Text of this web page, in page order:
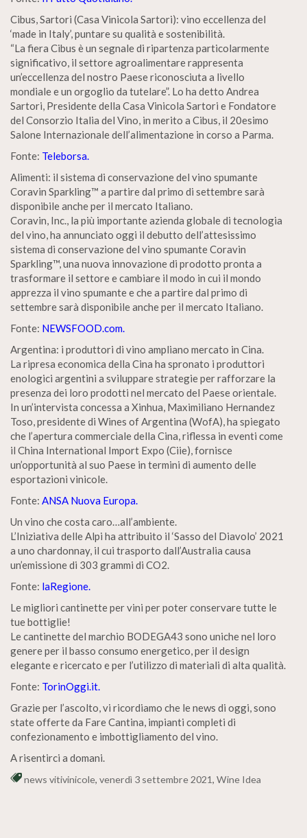
Cibus, Sartori (Casa Vinicola Sartori): vino eccellenza del
‘made in Italy’, puntare su qualità e sostenibilità.
“La fiera Cibus è un segnale di ripartenza particolarmente
significativo, il settore agroalimentare rappresenta
un’eccellenza del nostro Paese riconosciuta a livello
mondiale e un orgoglio da tutelare”. Lo ha detto Andrea
Sartori, Presidente della Casa Vinicola Sartori e Fondatore
del Consorzio Italia del Vino, in merito a Cibus, il 20esimo
Salone Internazionale dell’alimentazione in corso a Parma.
Fonte: Teleborsa.
Alimenti: il sistema di conservazione del vino spumante
Coravin Sparkling™ a partire dal primo di settembre sarà
disponibile anche per il mercato Italiano.
Coravin, Inc., la più importante azienda globale di tecnologia
del vino, ha annunciato oggi il debutto dell’attesissimo
sistema di conservazione del vino spumante Coravin
Sparkling™, una nuova innovazione di prodotto pronta a
trasformare il settore e cambiare il modo in cui il mondo
apprezza il vino spumante e che a partire dal primo di
settembre sarà disponibile anche per il mercato Italiano.
Fonte: NEWSFOOD.com.
Argentina: i produttori di vino ampliano mercato in Cina.
La ripresa economica della Cina ha spronato i produttori
enologici argentini a sviluppare strategie per rafforzare la
presenza dei loro prodotti nel mercato del Paese orientale.
In un’intervista concessa a Xinhua, Maximiliano Hernandez
Toso, presidente di Wines of Argentina (WofA), ha spiegato
che l’apertura commerciale della Cina, riflessa in eventi come
il China International Import Expo (Ciie), fornisce
un’opportunità al suo Paese in termini di aumento delle
esportazioni vinicole.
Fonte: ANSA Nuova Europa.
Un vino che costa caro…all’ambiente.
L’Iniziativa delle Alpi ha attribuito il ‘Sasso del Diavolo’ 2021
a uno chardonnay, il cui trasporto dall’Australia causa
un’emissione di 303 grammi di CO2.
Fonte: laRegione.
Le migliori cantinette per vini per poter conservare tutte le
tue bottiglie!
Le cantinette del marchio BODEGA43 sono uniche nel loro
genere per il basso consumo energetico, per il design
elegante e ricercato e per l’utilizzo di materiali di alta qualità.
Fonte: TorinOggi.it.
Grazie per l’ascolto, vi ricordiamo che le news di oggi, sono
state offerte da Fare Cantina, impianti completi di
confezionamento e imbottigliamento del vino.
A risentirci a domani.
news vitivinicole, venerdì 3 settembre 2021, Wine Idea